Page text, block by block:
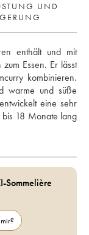
UND
enthält und mit
Essen. Er lässt
kombinieren.
warme und süße
eine sehr
bis 18 Monate lang
Sommelière